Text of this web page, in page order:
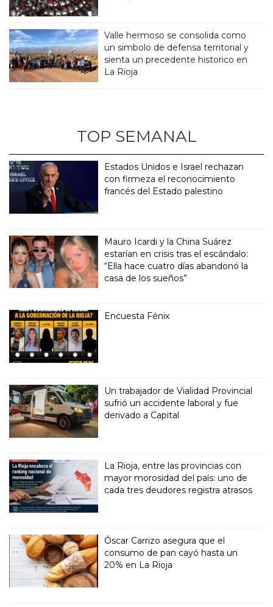
Valle hermoso se consolida como
un simbolo de defensa territorial y
sienta un precedente historico en
La Rioja
TOP SEMANAL
Estados Unidos e Israel rechazan
con firmeza el reconocimiento
francés del Estado palestino
Mauro Icardi y la China Suárez
estarían en crisis tras el escándalo:
“Ella hace cuatro días abandonó la
casa de los sueños”
Encuesta Fénix
Un trabajador de Vialidad Provincial
sufrió un accidente laboral y fue
derivado a Capital
La Rioja, entre las provincias con
mayor morosidad del país: uno de
cada tres deudores registra atrasos
Óscar Carrizo asegura que el
consumo de pan cayó hasta un
20% en La Rioja